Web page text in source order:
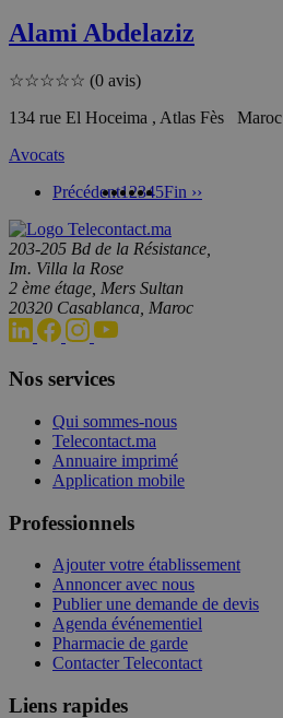
Alami Abdelaziz
☆☆☆☆☆ (0 avis)
134 rue El Hoceima , Atlas Fès Maroc
Avocats
Précédent12345Fin ››
203-205 Bd de la Résistance,
Im. Villa la Rose
2 ème étage, Mers Sultan
20320 Casablanca, Maroc
Nos services
Qui sommes-nous
Telecontact.ma
Annuaire imprimé
Application mobile
Professionnels
Ajouter votre établissement
Annoncer avec nous
Publier une demande de devis
Agenda événementiel
Pharmacie de garde
Contacter Telecontact
Liens rapides